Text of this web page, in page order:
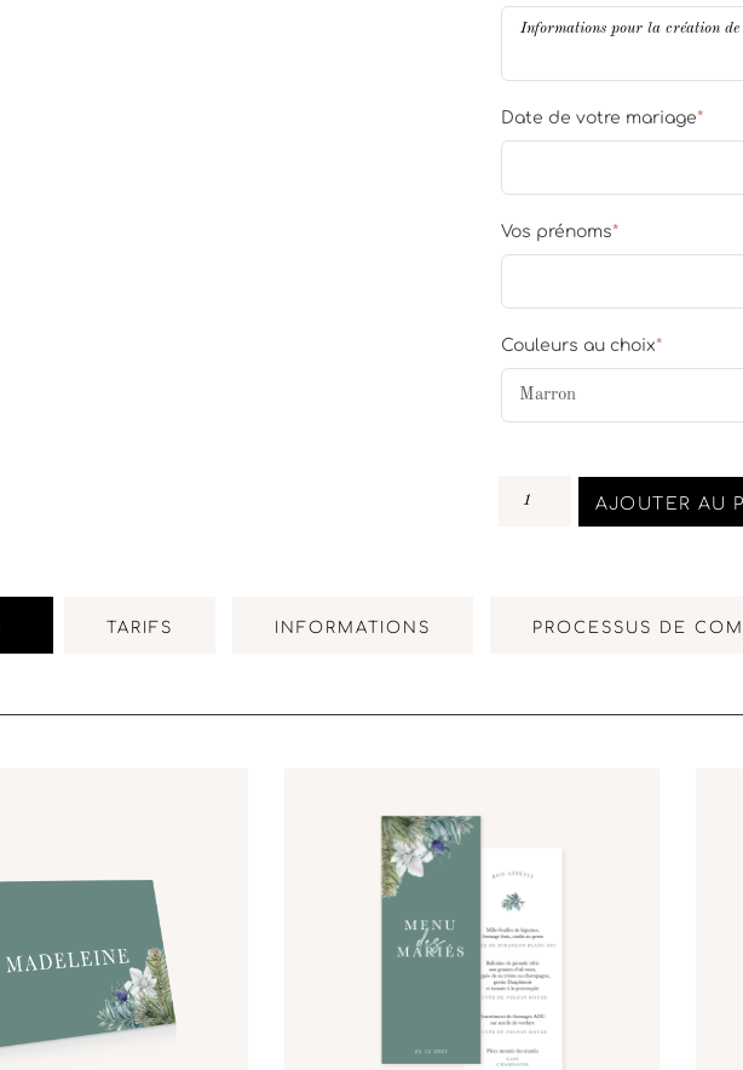
Date de votre mariage*
Vos prénoms*
Couleurs au choix*
AJOUTER AU
TARIFS INFORMATIONS PROCESSUS DE